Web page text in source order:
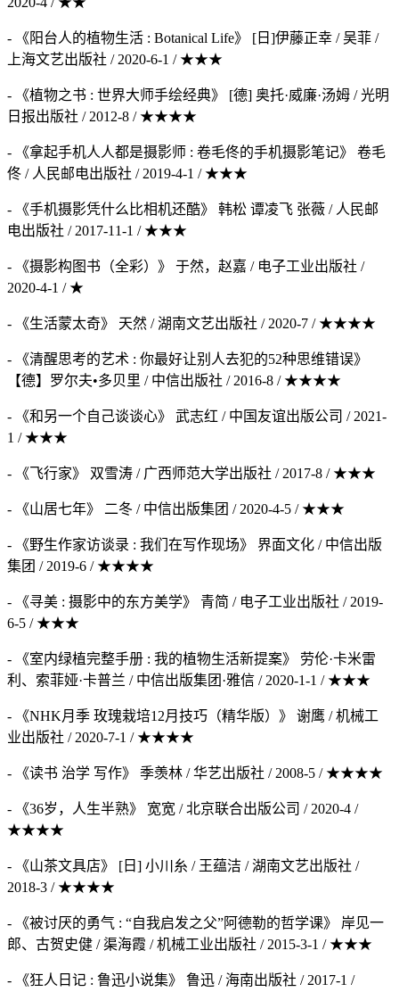
- 《阳台人的植物生活 : Botanical Life》 [日]伊藤正幸 / 吴菲 /
上海文艺出版社 / 2020-6-1 / ★★★
- 《植物之书 : 世界大师手绘经典》 [德] 奥托·威廉·汤姆 / 光明
日报出版社 / 2012-8 / ★★★★
- 《拿起手机人人都是摄影师 : 卷毛佟的手机摄影笔记》 卷毛
佟 / 人民邮电出版社 / 2019-4-1 / ★★★
- 《手机摄影凭什么比相机还酷》 韩松 谭凌飞 张薇 / 人民邮
电出版社 / 2017-11-1 / ★★★
- 《摄影构图书（全彩）》 于然，赵嘉 / 电子工业出版社 /
2020-4-1 / ★
- 《生活蒙太奇》 天然 / 湖南文艺出版社 / 2020-7 / ★★★★
- 《清醒思考的艺术 : 你最好让别人去犯的52种思维错误》
【德】罗尔夫•多贝里 / 中信出版社 / 2016-8 / ★★★★
- 《和另一个自己谈谈心》 武志红 / 中国友谊出版公司 / 2021-
1 / ★★★
- 《飞行家》 双雪涛 / 广西师范大学出版社 / 2017-8 / ★★★
- 《山居七年》 二冬 / 中信出版集团 / 2020-4-5 / ★★★
- 《野生作家访谈录 : 我们在写作现场》 界面文化 / 中信出版
集团 / 2019-6 / ★★★★
- 《寻美 : 摄影中的东方美学》 青简 / 电子工业出版社 / 2019-
6-5 / ★★★
- 《室内绿植完整手册 : 我的植物生活新提案》 劳伦·卡米雷
利、索菲娅·卡普兰 / 中信出版集团·雅信 / 2020-1-1 / ★★★
- 《NHK月季 玫瑰栽培12月技巧（精华版）》 谢鹰 / 机械工
业出版社 / 2020-7-1 / ★★★★
- 《读书 治学 写作》 季羡林 / 华艺出版社 / 2008-5 / ★★★★
- 《36岁，人生半熟》 宽宽 / 北京联合出版公司 / 2020-4 /
★★★★
- 《山茶文具店》 [日] 小川糸 / 王蕴洁 / 湖南文艺出版社 /
2018-3 / ★★★★
- 《被讨厌的勇气 : “自我启发之父”阿德勒的哲学课》 岸见一
郎、古贺史健 / 渠海霞 / 机械工业出版社 / 2015-3-1 / ★★★
- 《狂人日记 : 鲁迅小说集》 鲁迅 / 海南出版社 / 2017-1 /